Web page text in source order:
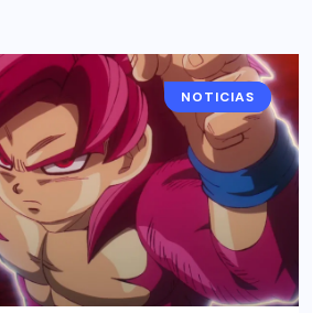
ANIME
NOTICIAS